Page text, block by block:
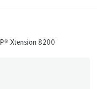
Xtension 8200